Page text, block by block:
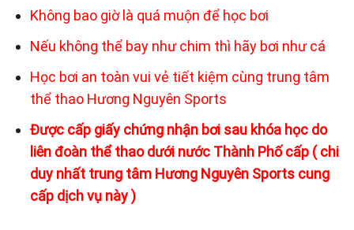
Không bao giờ là quá muộn để học bơi
Nếu không thể bay như chim thì hãy bơi như cá
Học bơi an toàn vui vẻ tiết kiệm cùng trung tâm
thể thao Hương Nguyên Sports
Được cấp giấy chứng nhận bơi sau khóa học do
liên đoàn thể thao dưới nước Thành Phố cấp ( chi
duy nhất trung tâm Hương Nguyên Sports cung
cấp dịch vụ này )